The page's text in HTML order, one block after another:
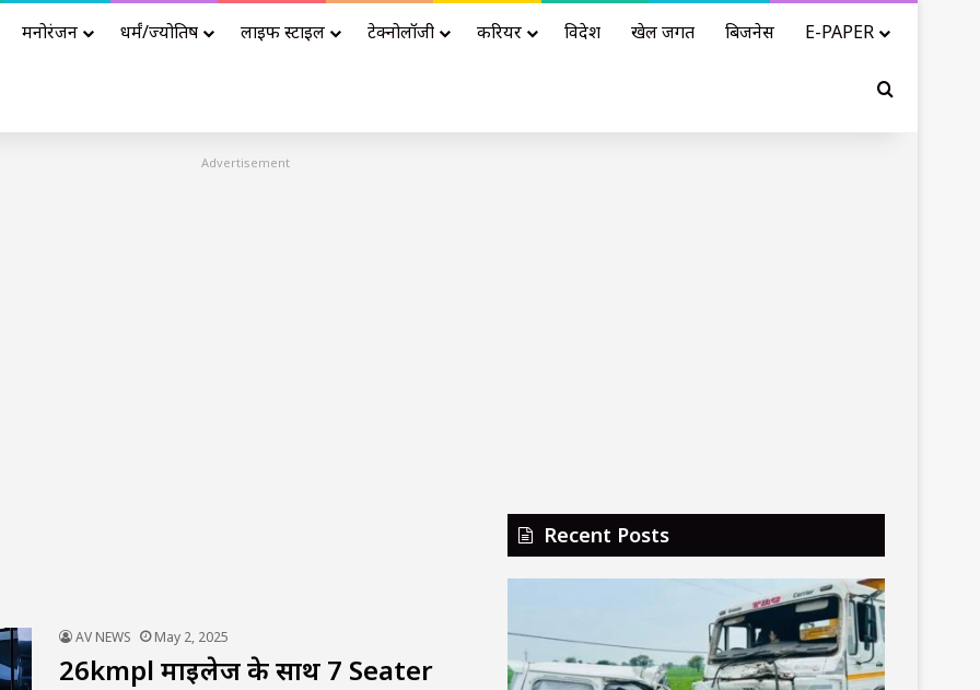
मनोरंजन धर्मं/ज्योतिष लाइफ स्टाइल टेक्नोलॉजी करियर विदेश खेल जगत बिजनेस E-PAPER
Search for
Advertisement
AV NEWS May 2, 2025
26kmpl माइलेज के साथ 7 Seater
Recent Posts